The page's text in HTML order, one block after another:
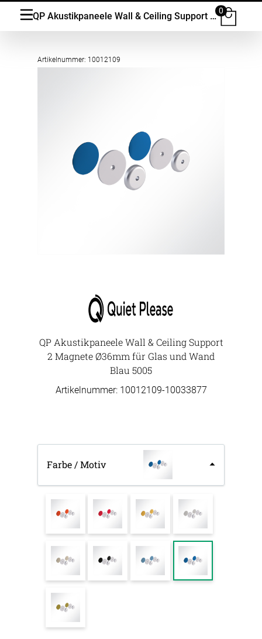
QP Akustikpaneele Wall & Ceiling Support 2 Magnete Ø36mm für Glas und Wand
0
Artikelnummer: 10012109
QP Akustikpaneele Wall & Ceiling Support
2 Magnete Ø36mm für Glas und Wand
Blau 5005
Artikelnummer: 10012109-10033877
Farbe / Motiv